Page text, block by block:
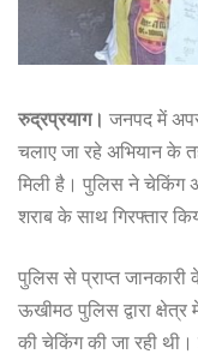
रुद्रप्रयाग। जनपद में
चलाए जा रहे अभियान के
मिली है। पुलिस ने चेकिंग
शराब के साथ गिरफ्तार
पुलिस से प्राप्त
ऊखीमठ पुलिस द्वारा
की चेकिंग की जा रही थी।